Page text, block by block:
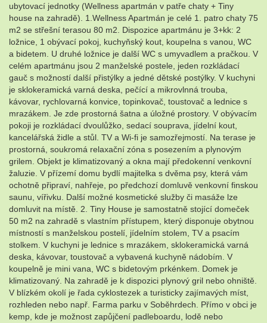
ubytovací jednotky (Wellness apartmán v patře chaty + Tiny
house na zahradě). 1.Wellness Apartmán je celé 1. patro chaty 75
m2 se střešní terasou 80 m2. Dispozice apartmánu je 3+kk: 2
ložnice, 1 obývací pokoj, kuchyňský kout, koupelna s vanou, WC
a bidetem. U druhé ložnice je další WC s umyvadlem a pračkou. V
celém apartmánu jsou 2 manželské postele, jeden rozkládací
gauč s možností další přistýlky a jedné dětské postýlky. V kuchyni
je sklokeramická varná deska, pečící a mikrovlnná trouba,
kávovar, rychlovarná konvice, topinkovač, toustovač a lednice s
mrazákem. Je zde prostorná šatna a úložné prostory. V obývacím
pokoji je rozkládací dvoulůžko, sedací souprava, jídelní kout,
kancelářská židle a stůl. TV a Wi-fi je samozřejmostí. Na terase je
prostorná, soukromá relaxační zóna s posezením a plynovým
grilem. Objekt je klimatizovaný a okna mají předokenní venkovní
žaluzie. V přízemí domu bydlí majitelka s dvěma psy, která vám
ochotně připraví, nahřeje, po předchozí domluvě venkovní finskou
saunu, vířivku. Další možné kosmetické služby či masáže lze
domluvit na místě. 2. Tiny House je samostatně stojící domeček
50 m2 na zahradě s vlastním přístupem, který disponuje obytnou
místností s manželskou postelí, jídelním stolem, TV a psacím
stolkem. V kuchyni je lednice s mrazákem, sklokeramická varná
deska, kávovar, toustovač a vybavená kuchyně nádobím. V
koupelně je mini vana, WC s bidetovým prkénkem. Domek je
klimatizovaný. Na zahradě je k dispozici plynový gril nebo ohniště.
V blízkém okolí je řada cyklostezek a turisticky zajímavých míst,
rozhleden nebo např. Farma parku v Soběhrdech. Přímo v obci je
kemp, kde je možnost zapůjčení padleboardu, lodě nebo